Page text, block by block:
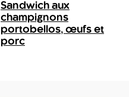
Sandwich aux
champignons
portobellos, œufs et
porc